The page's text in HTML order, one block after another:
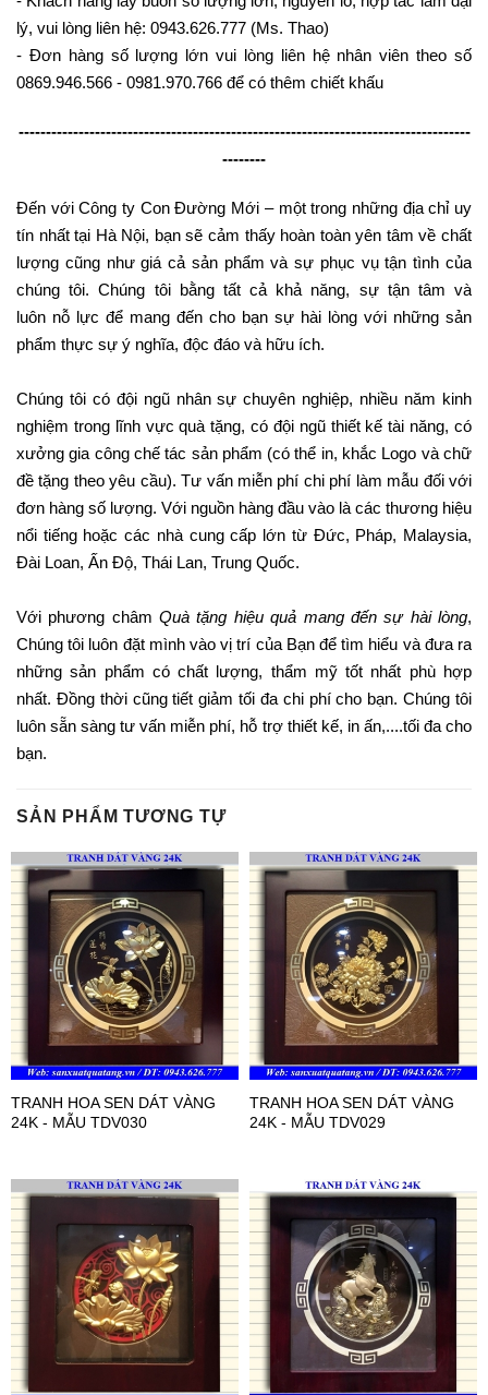
lý, vui lòng liên hệ: 0943.626.777 (Ms. Thao)
- Đơn hàng số lượng lớn vui lòng liên hệ nhân viên theo số
0869.946.566 - 0981.970.766 để có thêm chiết khấu
-----------------------------------------------------------------------------------
--------
Đến với Công ty Con Đường Mới – một trong những địa chỉ uy
tín nhất tại Hà Nội, bạn sẽ cảm thấy hoàn toàn yên tâm về chất
lượng cũng như giá cả sản phẩm và sự phục vụ tận tình của
chúng tôi. Chúng tôi bằng tất cả khả năng, sự tận tâm và
luôn nỗ lực để mang đến cho bạn sự hài lòng với những sản
phẩm thực sự ý nghĩa, độc đáo và hữu ích.
Chúng tôi có đội ngũ nhân sự chuyên nghiệp, nhiều năm kinh
nghiệm trong lĩnh vực quà tặng, có đội ngũ thiết kế tài năng, có
xưởng gia công chế tác sản phẩm (có thể in, khắc Logo và chữ
đề tặng theo yêu cầu). Tư vấn miễn phí chi phí làm mẫu đối với
đơn hàng số lượng. Với nguồn hàng đầu vào là các thương hiệu
nổi tiếng hoặc các nhà cung cấp lớn từ Đức, Pháp, Malaysia,
Đài Loan, Ấn Độ, Thái Lan, Trung Quốc.
Với phương châmQuà tặng hiệu quả mang đến sự hài lòng,
Chúng tôi luôn đặt mình vào vị trí của Bạn để tìm hiểu và đưa ra
những sản phẩm có chất lượng, thẩm mỹ tốt nhất phù hợp
nhất. Đồng thời cũng tiết giảm tối đa chi phí cho bạn. Chúng tôi
luôn sẵn sàng tư vấn miễn phí, hỗ trợ thiết kế, in ấn,....tối đa cho
bạn.
SẢN PHẨM TƯƠNG TỰ
TRANH HOA SEN DÁT VÀNG
24K - MẪU TDV030
TRANH HOA SEN DÁT VÀNG
24K - MẪU TDV029